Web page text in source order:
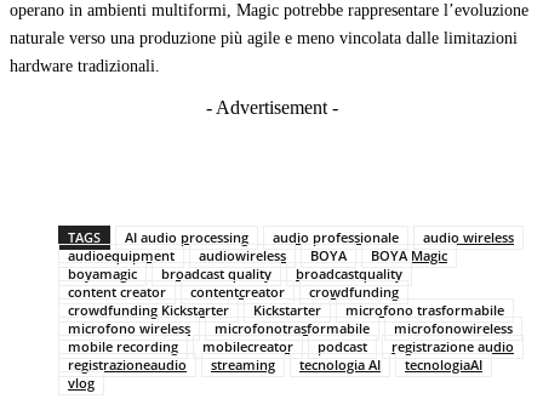
operano in ambienti multiformi, Magic potrebbe rappresentare l’evoluzione
naturale verso una produzione più agile e meno vincolata dalle limitazioni
hardware tradizionali.
- Advertisement -
TAGS AI audio processing audio professionale
audio wireless
audioequipment
audiowireless BOYA
BOYA Magic
boyamagic
broadcast quality
broadcastquality
content creator
contentcreator
crowdfunding
crowdfunding Kickstarter
Kickstarter
microfono trasformabile
microfono wireless
microfonotrasformabile
microfonowireless
mobile recording
mobilecreator podcast
registrazione audio
registrazioneaudio
streaming tecnologia AI
tecnologiaAI
vlog